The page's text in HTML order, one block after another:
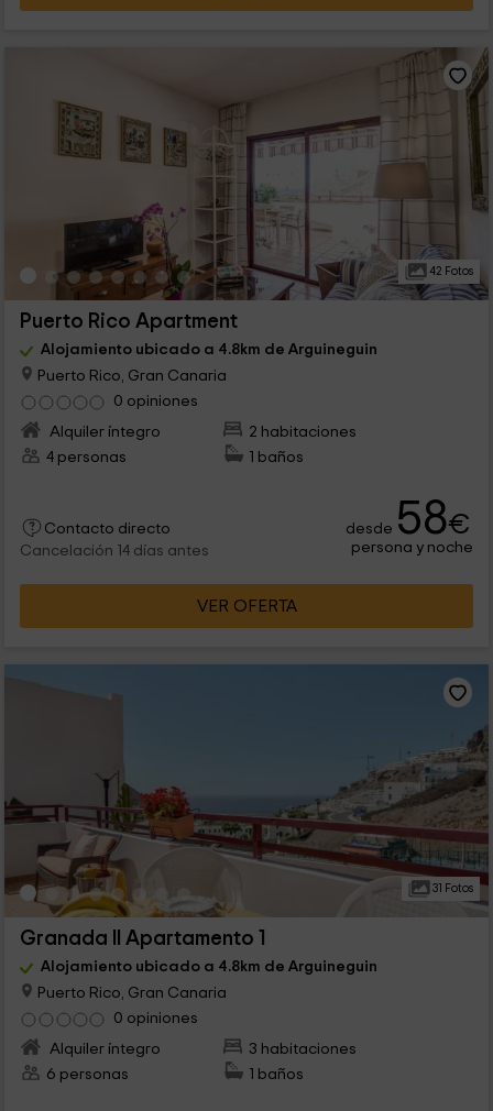
42 Fotos
Puerto Rico Apartment
Alojamiento ubicado a 4.8km de Arguineguin
Puerto Rico, Gran Canaria
0 opiniones
Alquiler íntegro
2 habitaciones
4 personas
1 baños
Contacto directo
Cancelación 14 días antes
desde 58€
persona y noche
VER OFERTA
31 Fotos
Granada II Apartamento 1
Alojamiento ubicado a 4.8km de Arguineguin
Puerto Rico, Gran Canaria
0 opiniones
Alquiler íntegro
3 habitaciones
6 personas
1 baños